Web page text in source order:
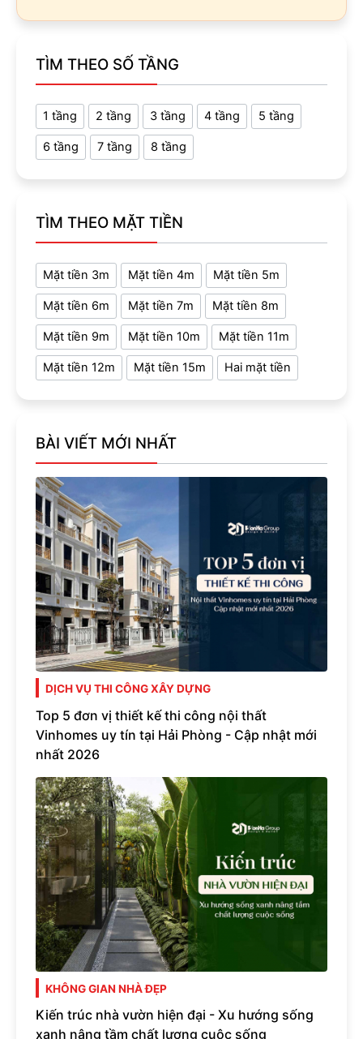
TÌM THEO SỐ TẦNG
1 tầng 2 tầng 3 tầng 4 tầng 5 tầng
6 tầng 7 tầng 8 tầng
TÌM THEO MẶT TIỀN
Mặt tiền 3m Mặt tiền 4m Mặt tiền 5m
Mặt tiền 6m Mặt tiền 7m Mặt tiền 8m
Mặt tiền 9m Mặt tiền 10m Mặt tiền 11m
Mặt tiền 12m Mặt tiền 15m Hai mặt tiền
BÀI VIẾT MỚI NHẤT
DỊCH VỤ THI CÔNG XÂY DỰNG
Top 5 đơn vị thiết kế thi công nội thất
Vinhomes uy tín tại Hải Phòng - Cập nhật mới
nhất 2026
KHÔNG GIAN NHÀ ĐẸP
Kiến trúc nhà vườn hiện đại - Xu hướng sống
xanh nâng tầm chất lượng cuộc sống